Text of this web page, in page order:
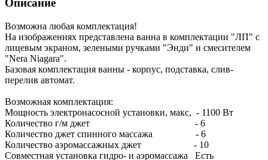
Описание
Возможна любая комплектация!
На изображениях представлена ванна в комплектации "ЛП" с
лицевым экраном, зелеными ручками "Энди" и смесителем
"Nera Niagara".
Базовая комплектация ванны - корпус, подставка, слив-
перелив автомат.
Возможная комплектация:
Мощность электронасосной установки, макс, - 1100 Вт
Количество г/м джет - 6
Количество джет спинного массажа - 6
Количество аэромассажных джет - 10
Совместная установка гидро- и аэромассажа Есть